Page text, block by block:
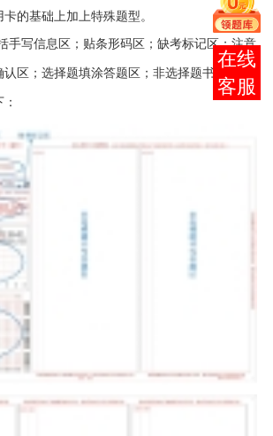
的基础上加上特殊题型。
手写信息区；贴条形码区；缺考标记区；注意
区；选择题填涂答题区；非选择题书写答题
报考
咨询